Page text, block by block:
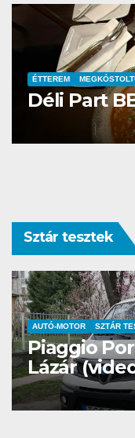
ÉTTEREM
Lóbár
Sztár tesztek
SZTÁR TESZT
Hungairan
(HVI)+Videó